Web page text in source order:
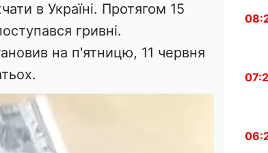
в Україні. Протягом 15
гривні.
на п'ятницю, 11 червня